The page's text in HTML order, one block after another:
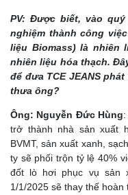
PV: Được biết, vào
nghiệm thành công
liệu Biomass) là nhiên
nhiên liệu hóa thạch.
để đưa TCE JEANS
thưa ông?
Ông: Nguyễn Đức Hùng
trở thành nhà sản xuất
BVMT, sản xuất xanh,
ty sẽ phối trộn tỷ lệ 40%
đốt lò hơi phục vụ sản
1/1/2025 sẽ thay thế